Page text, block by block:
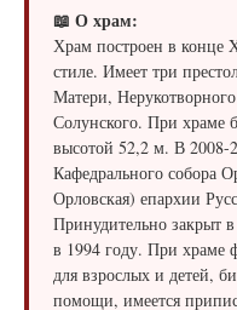
📖 О храм:
Храм построен в конце
стиле. Имеет три
Матери,
Солунского. При храме
высотой 52,2 м. В 2008-
Кафедрального собора
Орловская) епархии
Принудительно закрыт
в 1994 году. При храме
для взрослых и детей,
помощи, имеется